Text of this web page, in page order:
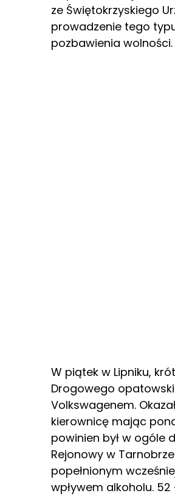
ze Świętokrzyskiego
prowadzenie tego
pozbawienia wolności.
W piątek w Lipniku,
Drogowego
Volkswagenem.
kierownicę mając
powinien był w ogóle
Rejonowy w
popełnionym
wpływem alkoholu.